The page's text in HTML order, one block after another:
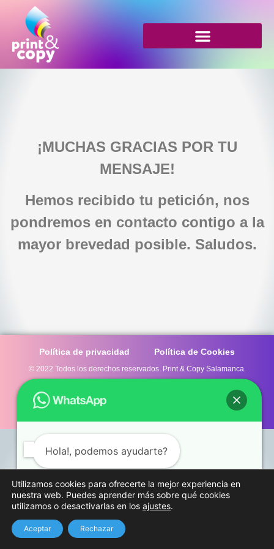
¡MUCHAS GRACIAS POR TU
MENSAJE!
Hemos recibido tu petición, nos
pondremos en contacto contigo a la
mayor brevedad posible. Saludos.
Política de privacidad Política de Cookies
© 2022 Todos los derechos reservados. Print & Copy Salamanca.
Utilizamos cookies para ofrecerte la mejor experiencia en
nuestra web. Puedes aprender más sobre qué cookies
utilizamos o desactivarlas en los ajustes.
Aceptar Rechazar
Hola!, podemos ayudarte?